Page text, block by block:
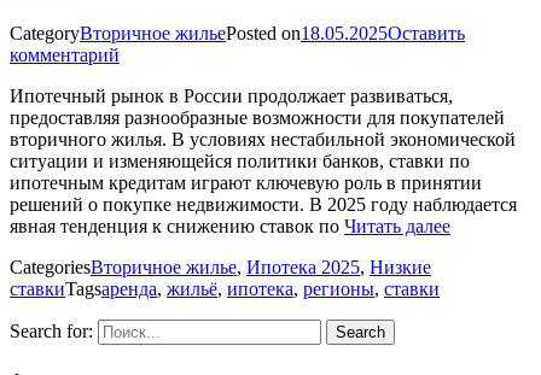
CategoryВторичное жильеPosted on18.05.2025Оставить
комментарий
Ипотечный рынок в России продолжает развиваться,
предоставляя разнообразные возможности для покупателей
вторичного жилья. В условиях нестабильной экономической
ситуации и изменяющейся политики банков, ставки по
ипотечным кредитам играют ключевую роль в принятии
решений о покупке недвижимости. В 2025 году наблюдается
явная тенденция к снижению ставок по Читать далее
CategoriesВторичное жилье, Ипотека 2025, Низкие
ставкиTagsаренда, жильё, ипотека, регионы, ставки
Search for: